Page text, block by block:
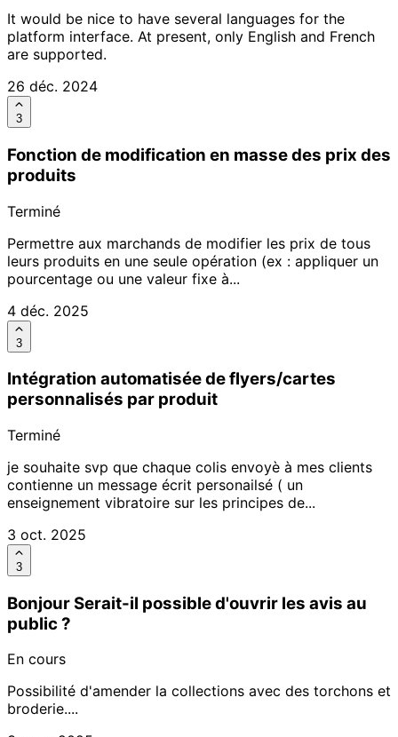
It would be nice to have several languages for the
platform interface. At present, only English and French
are supported.
26 déc. 2024
3
Fonction de modification en masse des prix des
produits
Terminé
Permettre aux marchands de modifier les prix de tous
leurs produits en une seule opération (ex : appliquer un
pourcentage ou une valeur fixe à...
4 déc. 2025
3
Intégration automatisée de flyers/cartes
personnalisés par produit
Terminé
je souhaite svp que chaque colis envoyè à mes clients
contienne un message écrit personailsé ( un
enseignement vibratoire sur les principes de...
3 oct. 2025
3
Bonjour Serait-il possible d'ouvrir les avis au
public ?
En cours
Possibilité d'amender la collections avec des torchons et
broderie....